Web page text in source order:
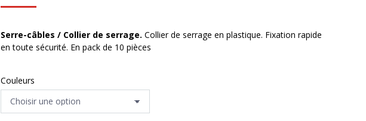
Serre-câbles / Collier de serrage. Collier de serrage en plastique. Fixation rapide
en toute sécurité. En pack de 10 pièces
Couleurs